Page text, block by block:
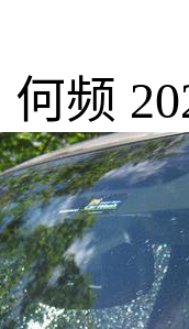
何频